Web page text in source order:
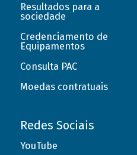
Resultados para a
sociedade
Credenciamento de
Equipamentos
Consulta PAC
Moedas contratuais
Redes Sociais
YouTube